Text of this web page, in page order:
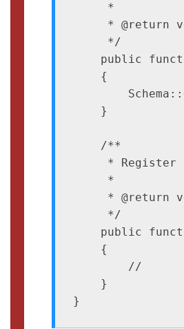
     *
* @return
     */
public
    {
    }
    /**
* Register
     *
* @return
     */
public
    {
        //
    }
}